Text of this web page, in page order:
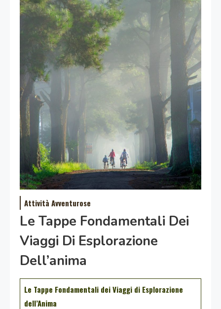
Attività Avventurose
Le Tappe Fondamentali Dei
Viaggi Di Esplorazione
Dell’anima
Le Tappe Fondamentali dei Viaggi di Esplorazione
dell’Anima